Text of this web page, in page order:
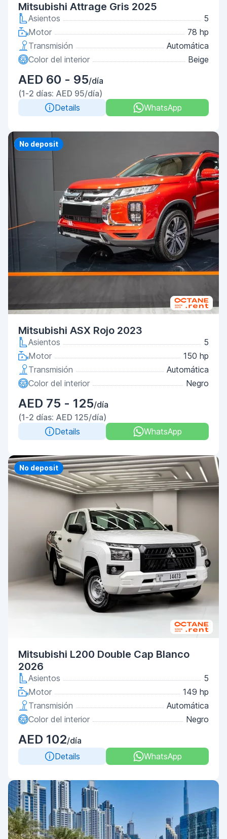
Mitsubishi Attrage Gris 2025
Asientos
5
Motor
78 hp
Transmisión
Automática
Color del interior
Beige
AED 60 - 95/día
(1-2 días: AED 95/día)
Details
WhatsApp
Priority
No deposit
Mitsubishi ASX Rojo 2023
Asientos
5
Motor
150 hp
Transmisión
Automática
Color del interior
Negro
AED 75 - 125/día
(1-2 días: AED 125/día)
Details
WhatsApp
Priority
No deposit
Mitsubishi L200 Double Cap Blanco
2026
Asientos
5
Motor
149 hp
Transmisión
Automática
Color del interior
Negro
AED 102/día
Details
WhatsApp